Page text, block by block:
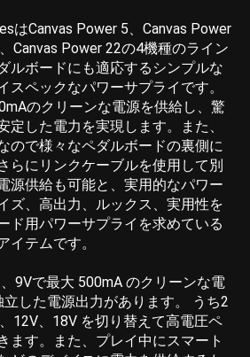
はCanvas Power 5、Canvas Power
Canvas Power 22の4機種のライン
ルボードにも適応するシンプルな
スペックなパワーサプライです。
のクリーンな電源を供給し、驚
定した電力を実現します。また、
ので様々なペダルボードの裏側に
らにリンクケーブルを使用して別
源供給も可能と、実用的なパワー
ズ、高出力、ルックス、実用性を
ド用パワーサプライを求めている
イテムです。
9Vで最大 500mA のクリーンな電
した電源出力があります。 うち2
12V、18V を切り替えて高電圧ペ
ます。また、プレイ中にスマート